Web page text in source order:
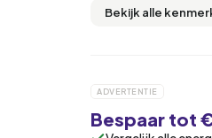
Bekijk alle
ADVERTENTIE
Bespaar tot